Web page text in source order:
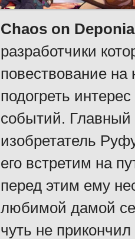
Chaos on Deponia
разработчики
повествование на
подогреть
событий. Главный
изобретатель
его встретим на
перед этим ему
любимой дамой
чуть не